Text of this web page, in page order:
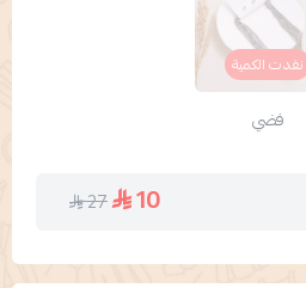
نفدت الكمية
فضي
10
27